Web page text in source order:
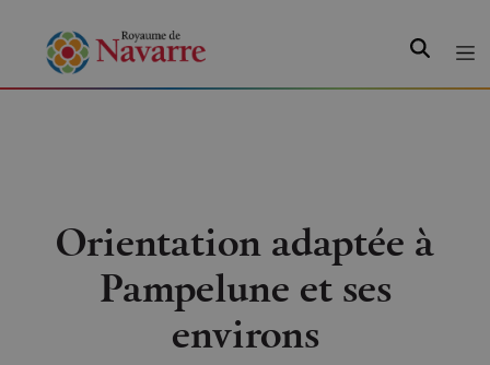
Orientation adaptée à
Pampelune et ses
environs